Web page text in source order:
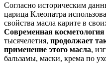
Согласно историческим
царица Клеопатра
свойства масла карите в
Современная косметология
тысячелетия, продолжает
применение этого масла,
бальзамы, маски, крема по